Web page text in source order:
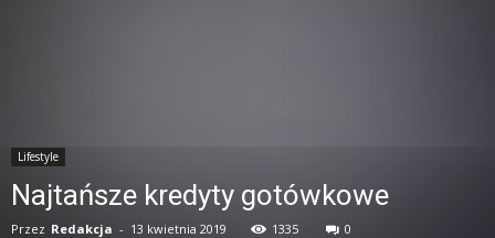
Lifestyle
Najtańsze kredyty gotówkowe
Przez Redakcja - 13 kwietnia 2019 1335 0